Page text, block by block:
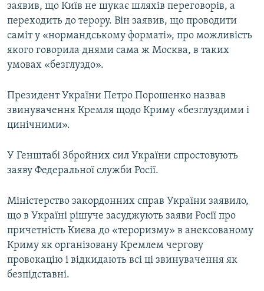
заявив, що Київ не шукає шляхів переговорів, а
переходить до терору. Він заявив, що проводити
саміт у «нормандському форматі», про можливість
якого говорила днями сама ж Москва, в таких
умовах «безглуздо».
Президент України Петро Порошенко назвав
звинувачення Кремля щодо Криму «безглуздими і
цинічними».
У Генштабі Збройних сил України спростовують
заяву Федеральної служби Росії.
Міністерство закордонних справ України заявило,
що в Україні рішуче засуджують заяви Росії про
причетність Києва до «тероризму» в анексованому
Криму як організовану Кремлем чергову
провокацію і відкидають всі ці звинувачення як
безпідставні.